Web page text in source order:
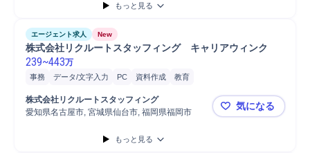
もっと見る
エージェント求人 New
239~443万
事務 データ/文字入力 PC 資料作成
教育
携帯電話/PC/PC周辺機器
一般事務
接客 販売
株式会社リクルートスタッフィング
愛知県名古屋市, 宮城県仙台市, 福岡県福岡市
株式会社リ
気になる
もっと見る